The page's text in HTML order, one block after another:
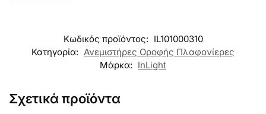
Κωδικός προϊόντος: IL101000310
Κατηγορία: Ανεμιστήρες Οροφής Πλαφονίερες
Μάρκα: InLight
Σχετικά προϊόντα